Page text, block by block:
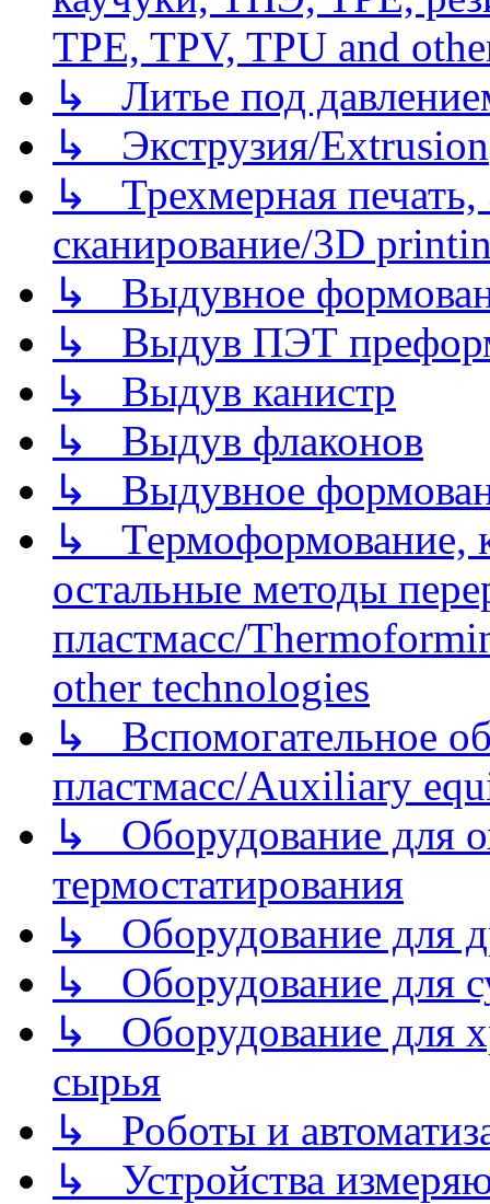
TPE, TPV, TPU and
↳ Литье под
↳ Экструзия/Extrusion
↳ Трехмерная
сканирование/3D
↳ Выдувное
↳ Выдув ПЭТ
↳ Выдув канистр
↳ Выдув флаконов
↳ Выдувное
↳ Термоформование,
остальные методы
пластмасс/
other technologies
↳ Вспомогательное
пластмасс/Auxiliary
↳ Оборудование для
термостатирования
↳ Оборудование для
↳ Оборудование для
↳ Оборудование для
сырья
↳ Роботы и
↳ Устройства